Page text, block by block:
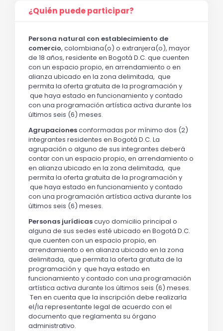
¿Quién puede participar?
Persona natural con establecimiento de
comercio, colombiana(o) o extranjera(o), mayor
de 18 años, residente en Bogotá D.C. que cuenten
con un espacio propio, en arrendamiento o en
alianza ubicado en la zona delimitada,  que
permita la oferta gratuita de la programación y
que haya estado en funcionamiento y contado
con una programación artística activa durante los
últimos seis (6) meses.
Agrupaciones conformadas por mínimo dos (2)
integrantes residentes en Bogotá D.C. La
agrupación o alguno de sus integrantes deberá
contar con un espacio propio, en arrendamiento o
en alianza ubicado en la zona delimitada,  que
permita la oferta gratuita de la programación y
que haya estado en funcionamiento y contado
con una programación artística activa durante los
últimos seis (6) meses.
Personas jurídicas cuyo domicilio principal o
alguna de sus sedes esté ubicado en Bogotá D.C.
que cuenten con un espacio propio, en
arrendamiento o en alianza ubicado en la zona
delimitada,  que permita la oferta gratuita de la
programación y  que haya estado en
funcionamiento y contado con una programación
artística activa durante los últimos seis (6) meses.
Ten en cuenta que la inscripción debe realizarla
el/la representante legal de acuerdo con el
documento que reglamenta su órgano
administrativo.